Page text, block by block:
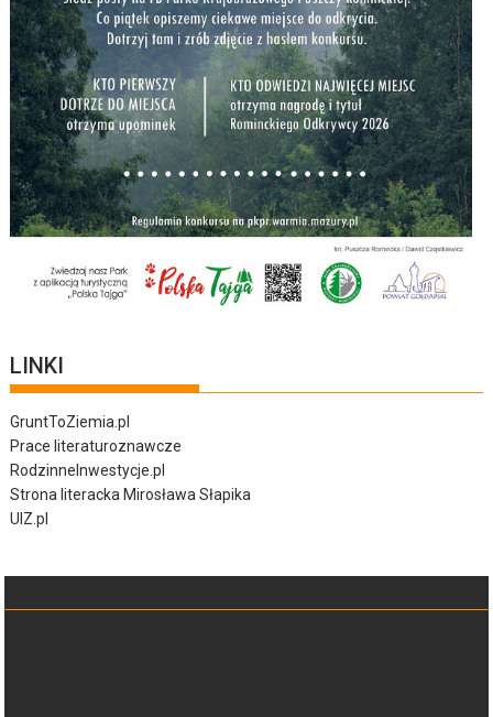
LINKI
GruntToZiemia.pl
Prace literaturoznawcze
RodzinneInwestycje.pl
Strona literacka Mirosława Słapika
UIZ.pl